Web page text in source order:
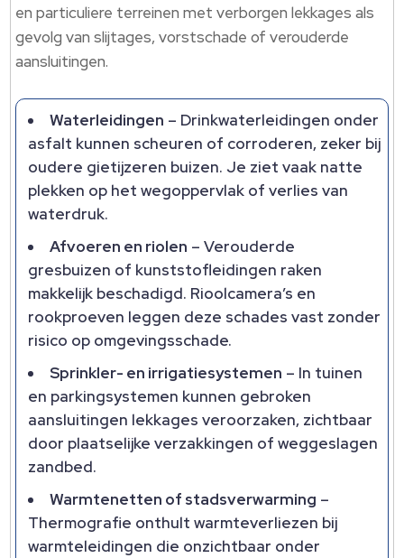
en particuliere terreinen met verborgen lekkages als
gevolg van slijtages, vorstschade of verouderde
aansluitingen.
Waterleidingen – Drinkwaterleidingen onder
asfalt kunnen scheuren of corroderen, zeker bij
oudere gietijzeren buizen. Je ziet vaak natte
plekken op het wegoppervlak of verlies van
waterdruk.
Afvoeren en riolen – Verouderde
gresbuizen of kunststofleidingen raken
makkelijk beschadigd. Rioolcamera’s en
rookproeven leggen deze schades vast zonder
risico op omgevingsschade.
Sprinkler- en irrigatiesystemen – In tuinen
en parkingsystemen kunnen gebroken
aansluitingen lekkages veroorzaken, zichtbaar
door plaatselijke verzakkingen of weggeslagen
zandbed.
Warmtenetten of stadsverwarming –
Thermografie onthult warmteverliezen bij
warmteleidingen die onzichtbaar onder